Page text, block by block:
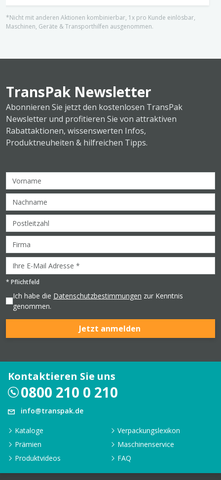
*Nicht mit anderen Aktionen kombinierbar, 1x pro Kunde einlösbar,
Maschinen, Geräte & Transporthilfen ausgenommen.
TransPak Newsletter
Abonnieren Sie jetzt den kostenlosen TransPak
Newsletter und profitieren Sie von attraktiven
Rabattaktionen, wissenswerten Infos,
Produktneuheiten & hilfreichen Tipps.
* Pflichtfeld
Ich habe die Datenschutzbestimmungen zur Kenntnis
genommen.
Jetzt anmelden
Kontaktieren Sie uns
0800 210 0 210
info@transpak.de
Kataloge
Verpackungslexikon
Prämien
Maschinenservice
Produktvideos
FAQ